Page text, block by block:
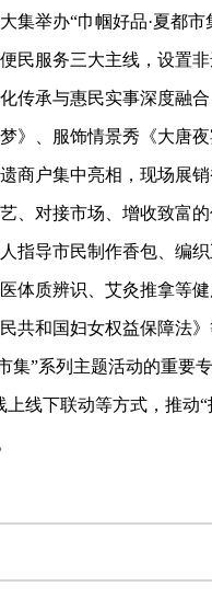
举办“巾帼好品·夏都市
服务三大主线，设置非
传承与惠民实事深度融
》、服饰情景秀《大唐
商户集中亮相，现场展
、对接市场、增收致富的
导市民制作香包、编织
体质辨识、艾灸推拿等
共和国妇女权益保障法
”系列主题活动的重要
线下联动等方式，推动